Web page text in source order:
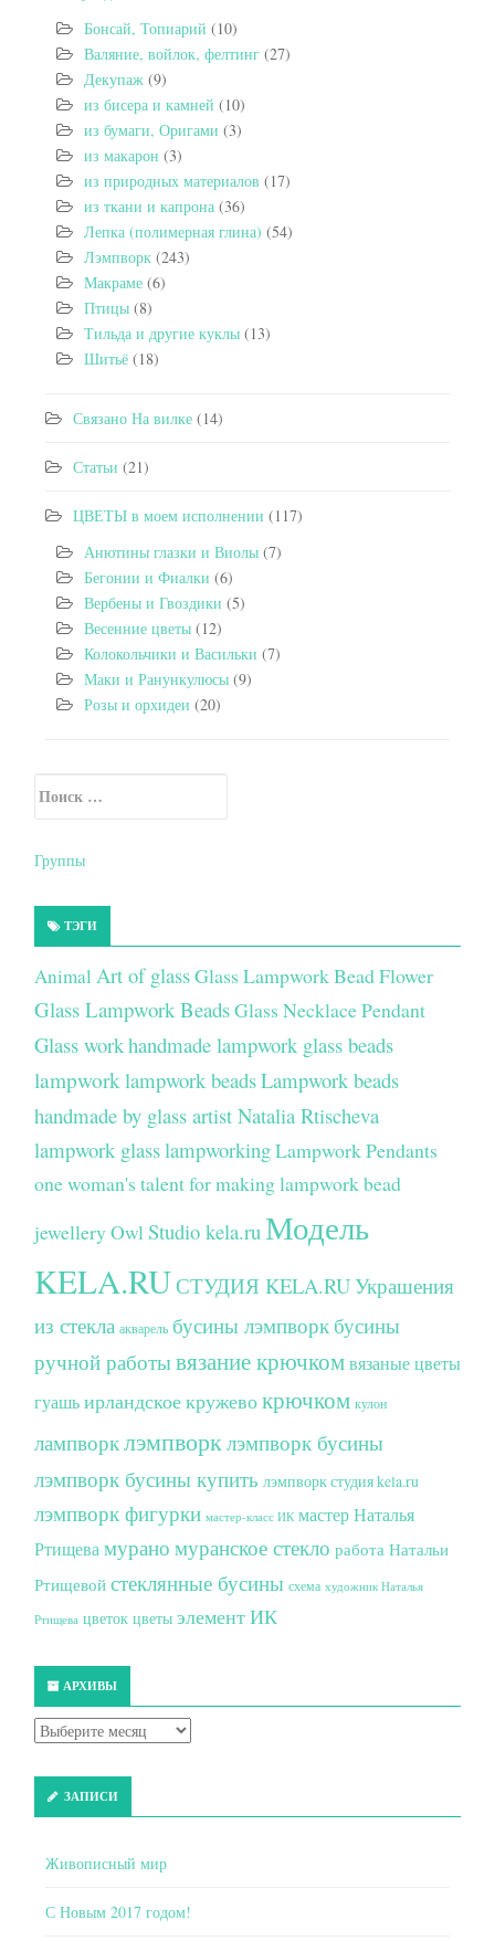
Бонсай, Топиарий (10)
Валяние, войлок, фелтинг (27)
Декупаж (9)
из бисера и камней (10)
из бумаги, Оригами (3)
из макарон (3)
из природных материалов (17)
из ткани и капрона (36)
Лепка (полимерная глина) (54)
Лэмпворк (243)
Макраме (6)
Птицы (8)
Тильда и другие куклы (13)
Шитьё (18)
Связано На вилке (14)
Статьи (21)
ЦВЕТЫ в моем исполнении (117)
Анютины глазки и Виолы (7)
Бегонии и Фиалки (6)
Вербены и Гвоздики (5)
Весенние цветы (12)
Колокольчики и Васильки (7)
Маки и Ранункулюсы (9)
Розы и орхидеи (20)
Secondary Sidebar
Искать:
Группы
ТЭГИ
Animal Art of glassGlass Lampwork Bead Flower
Glass Lampwork BeadsGlass Necklace Pendant
Glass workhandmade lampwork glass beads
lampwork lampwork beadsLampwork beads
handmade by glass artist Natalia Rtischeva
lampwork glasslampworkingLampwork Pendants
one woman's talent for making lampwork bead
jewelleryOwlStudio kela.ru Модель
KELA.RUСТУДИЯ KELA.RUУкрашения
из стекла акварель бусины лэмпворк бусины
ручной работывязание крючкомвязаные цветы
гуашьирландское кружевокрючком кулон
лампворклэмпворк лэмпворк бусины
лэмпворк бусины купить лэмпворк студия kela.ru
лэмпворк фигурки мастер-класс ИК мастер Наталья
Ртищевамурано муранское стекло работа Натальи
Ртищевой стеклянные бусины схема художник Наталья
Ртищева цветок цветы элемент ИК
АРХИВЫ
ЗАПИСИ
Живописный мир
С Новым 2017 годом!